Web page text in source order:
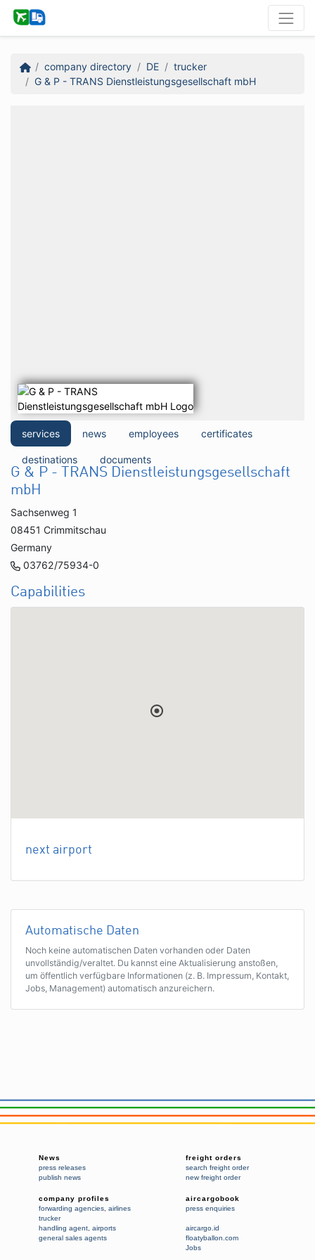
company directory DE
trucker
G & P - TRANS Dienstleistungsgesellschaft mbH
services news employees certificates
destinations documents
G & P - TRANS Dienstleistungsgesellschaft
mbH
Sachsenweg 1
08451 Crimmitschau
Germany
03762/75934-0
Capabilities
next airport
Automatische Daten
Noch keine automatischen Daten vorhanden oder Daten
unvollständig/veraltet. Du kannst eine Aktualisierung anstoßen,
um öffentlich verfügbare Informationen (z. B. Impressum, Kontakt,
Jobs, Management) automatisch anzureichern.
News
press releases
publish news
freight orders
search freight order
new freight order
company profiles
forwarding agencies airlines
trucker
handling agent airports
general sales agents
aircargobook
press enquiries
aircargo.id
floatyballon.com
Jobs